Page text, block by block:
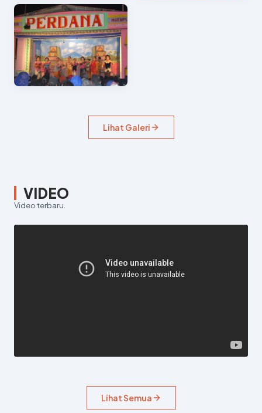
Lihat Galeri
VIDEO
Video terbaru.
Lihat Semua